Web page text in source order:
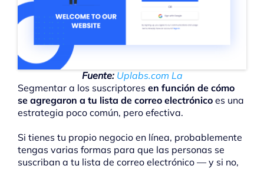
Fuente: Uplabs.com La
Segmentar a los suscriptores en función de cómo
se agregaron a tu lista de correo electrónico es una
estrategia poco común, pero efectiva.
Si tienes tu propio negocio en línea, probablemente
tengas varias formas para que las personas se
suscriban a tu lista de correo electrónico — y si no,